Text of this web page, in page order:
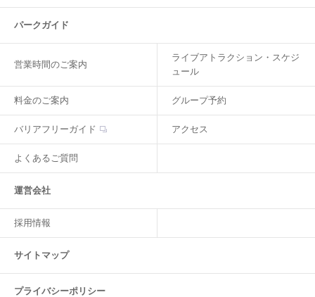
パークガイド
営業時間のご案内
ライブアトラクション・スケジ
ュール
料金のご案内 グループ予約
バリアフリーガイド アクセス
よくあるご質問
運営会社
採用情報
サイトマップ
プライバシーポリシー